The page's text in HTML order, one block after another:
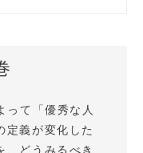
って「優秀な人
定義が変化した